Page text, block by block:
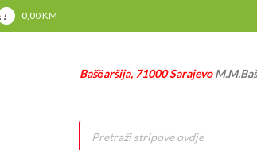
0,00KM
Baščaršija, 71000 Sarajevo
Products
search